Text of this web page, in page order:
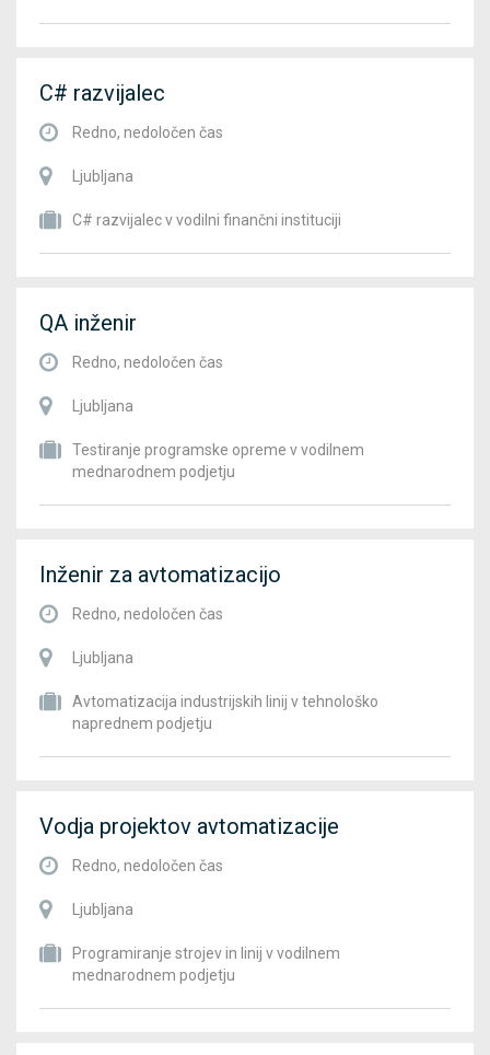
C# razvijalec
Redno, nedoločen čas
Ljubljana
C# razvijalec v vodilni finančni instituciji
QA inženir
Redno, nedoločen čas
Ljubljana
Testiranje programske opreme v vodilnem
mednarodnem podjetju
Inženir za avtomatizacijo
Redno, nedoločen čas
Ljubljana
Avtomatizacija industrijskih linij v tehnološko
naprednem podjetju
Vodja projektov avtomatizacije
Redno, nedoločen čas
Ljubljana
Programiranje strojev in linij v vodilnem
mednarodnem podjetju